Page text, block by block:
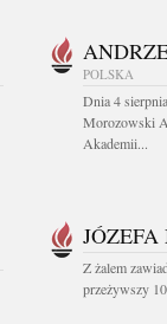
POLSKA
Dnia 4
Morozowski
Akademii...
Z żalem
przeżywszy